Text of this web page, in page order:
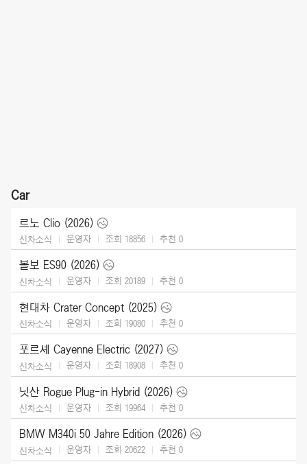
Car
르노 Clio (2026)
신차소식 운영자 조회 18856 추천 0
볼보 ES90 (2026)
신차소식 운영자 조회 20189 추천 0
현대차 Crater Concept (2025)
신차소식 운영자 조회 19080 추천 0
포르셰 Cayenne Electric (2027)
신차소식 운영자 조회 18908 추천 0
닛산 Rogue Plug-in Hybrid (2026)
신차소식 운영자 조회 19964 추천 0
BMW M340i 50 Jahre Edition (2026)
신차소식 운영자 조회 20622 추천 0